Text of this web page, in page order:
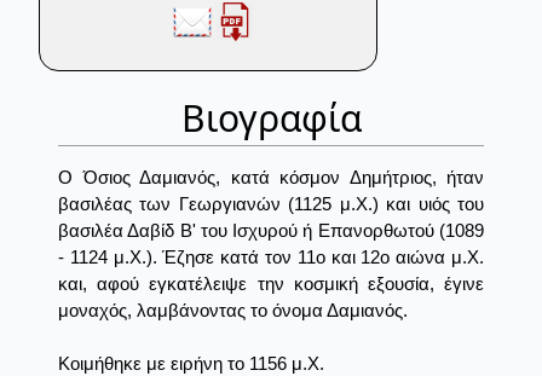
Βιογραφία
Ο Όσιος Δαμιανός, κατά κόσμον Δημήτριος, ήταν
βασιλέας των Γεωργιανών (1125 μ.Χ.) και υιός του
βασιλέα Δαβίδ Β' του Ισχυρού ή Επανορθωτού (1089
- 1124 μ.Χ.). Έζησε κατά τον 11ο και 12ο αιώνα μ.Χ.
και, αφού εγκατέλειψε την κοσμική εξουσία, έγινε
μοναχός, λαμβάνοντας το όνομα Δαμιανός.
Κοιμήθηκε με ειρήνη το 1156 μ.Χ.